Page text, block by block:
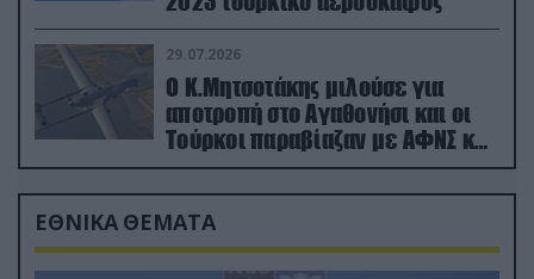
29.07.2026
Ο Κ.Μητσοτάκης μιλούσε για
αποτροπή στο Αγαθονήσι και οι
Τούρκοι παραβίαζαν με ΑΦΝΣ και
drone
ΕΘΝΙΚΑ ΘΕΜΑΤΑ